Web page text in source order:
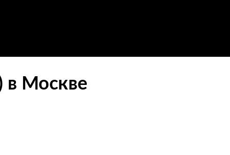
в Москве